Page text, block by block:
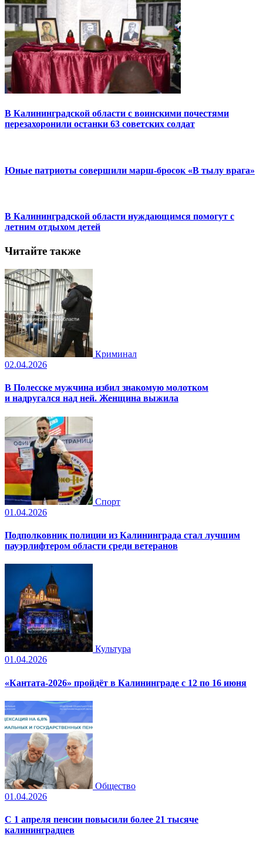
В Калининградской области с воинскими почестями
перезахоронили останки 63 советских солдат
Юные патриоты совершили марш-бросок «В тылу врага»
В Калининградской области нуждающимся помогут с
летним отдыхом детей
Читайте также
Криминал
02.04.2026
В Полесске мужчина избил знакомую молотком
и надругался над ней. Женщина выжила
Спорт
01.04.2026
Подполковник полиции из Калининграда стал лучшим
пауэрлифтером области среди ветеранов
Культура
01.04.2026
«Кантата-2026» пройдёт в Калининграде с 12 по 16 июня
Общество
01.04.2026
С 1 апреля пенсии повысили более 21 тысяче
калининградцев